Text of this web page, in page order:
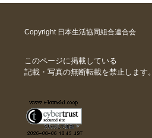
Copyright 日本生活協同組合連合会
このページに掲載している
記載・写真の無断転載を禁止します。